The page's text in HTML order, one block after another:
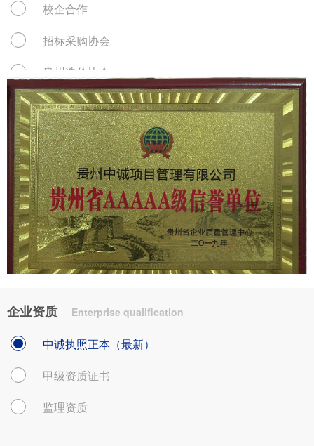
政策法规
企业文化
联系我们
BIM数字建筑
招商加盟
校企合作
招标采购协会
贵州造价协会
立信企业
荣誉证书
贵州省守合同重信用企业
广联达BIM战略合作
企业资质 Enterprise qualification
中诚执照正本（最新）
甲级资质证书
监理资质